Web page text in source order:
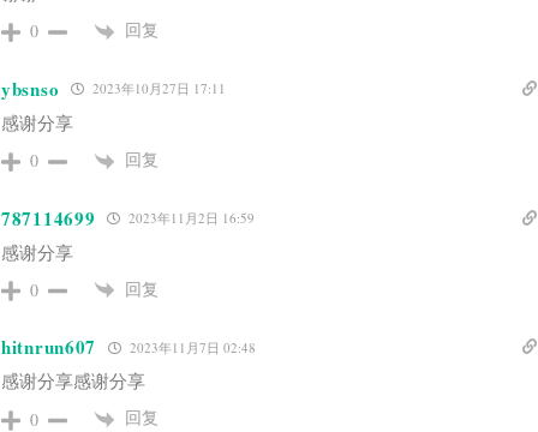
0 回复
ybsnso 2023年10月27日 17:11
感谢分享
0 回复
787114699 2023年11月2日 16:59
感谢分享
0 回复
hitnrun607 2023年11月7日 02:48
感谢分享感谢分享
0 回复